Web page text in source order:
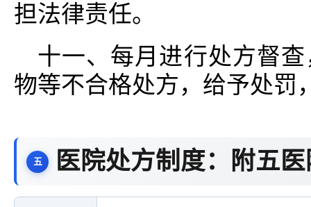
担法律责任。
十一、每月进行处方督
物等不合格处方，给予处罚
医院处方制度：附五